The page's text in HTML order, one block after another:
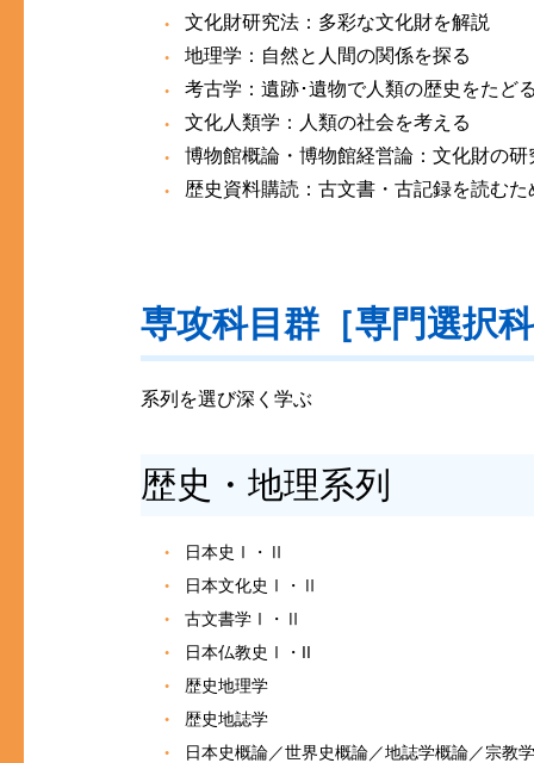
文化財研究法：多彩な文化財を解説
地理学：自然と人間の関係を探る
考古学：遺跡･遺物で人類の歴史をたど
文化人類学：人類の社会を考える
博物館概論・博物館経営論：文化財の
歴史資料購読：古文書・古記録を読むた
専攻科目群［専門選択
系列を選び深く学ぶ
歴史・地理系列
日本史Ⅰ・Ⅱ
日本文化史Ⅰ・Ⅱ
古文書学Ⅰ・Ⅱ
日本仏教史Ⅰ・II
歴史地理学
歴史地誌学
日本史概論／世界史概論／地誌学概論／宗教